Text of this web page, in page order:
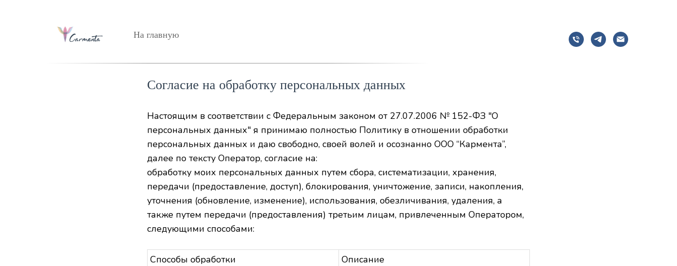
На главную
Согласие на обработку персональных данных
Настоящим в соответствии с Федеральным законом от 27.07.2006 № 152-ФЗ "О
персональных данных" я принимаю полностью Политику в отношении обработки
персональных данных и даю свободно, своей волей и осознанно ООО “Кармента”,
далее по тексту Оператор, согласие на:
обработку моих персональных данных путем сбора, систематизации, хранения,
передачи (предоставление, доступ), блокирования, уничтожение, записи, накопления,
уточнения (обновление, изменение), использования, обезличивания, удаления, а
также путем передачи (предоставления) третьим лицам, привлеченным Оператором,
следующими способами:
Способы обработки
Описание